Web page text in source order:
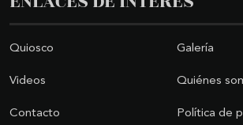
Quiosco Galería
Videos Quiénes
Contacto Política de